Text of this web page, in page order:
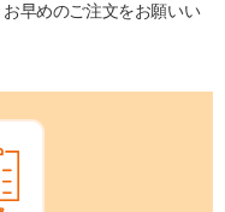
早めのご注文をお願いい